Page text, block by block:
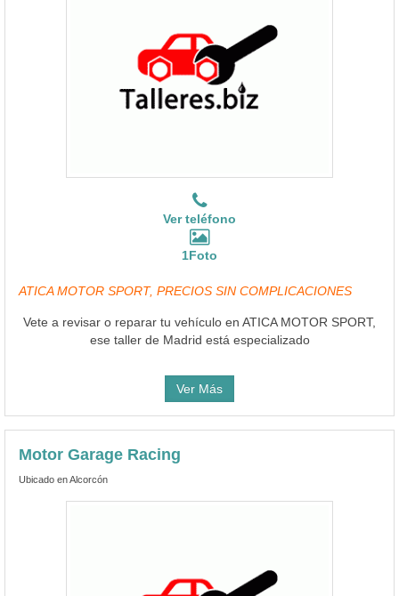
Ver teléfono
1Foto
ATICA MOTOR SPORT, PRECIOS SIN COMPLICACIONES
Vete a revisar o reparar tu vehículo en ATICA MOTOR SPORT,
ese taller de Madrid está especializado
Ver Más
Motor Garage Racing
Ubicado en Alcorcón